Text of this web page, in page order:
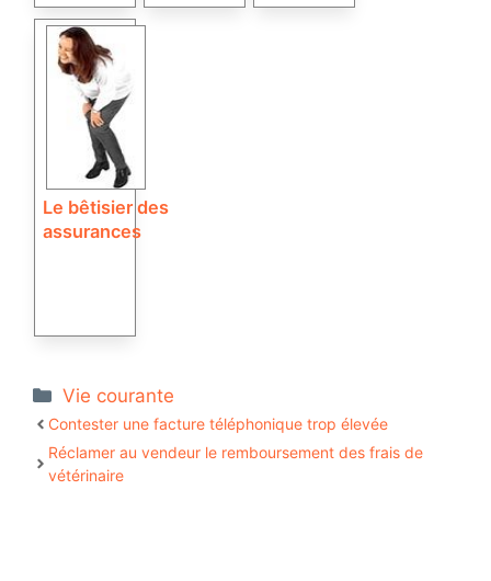
Le bêtisier des
assurances
Catégories
Vie courante
Contester une facture téléphonique trop élevée
Réclamer au vendeur le remboursement des frais de
vétérinaire